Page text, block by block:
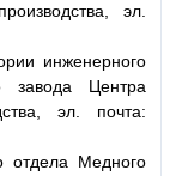
эл.
инженерного
завода Центра
эл. почта:
отдела Медного